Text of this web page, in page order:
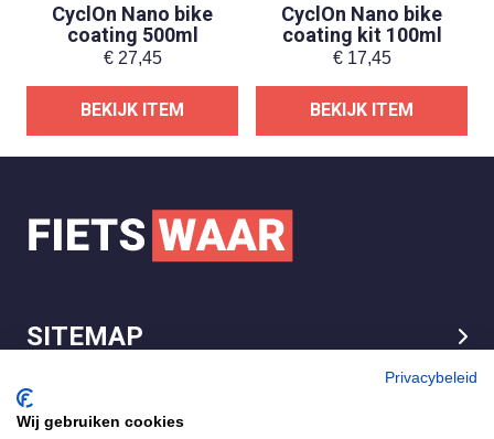
CyclOn Nano bike
coating 500ml
€27,45
BEKIJK ITEM
CyclOn Nano bike
coating kit 100ml
€17,45
BEKIJK ITEM
SITEMAP
LEGAL
Privacybeleid
Wij gebruiken cookies